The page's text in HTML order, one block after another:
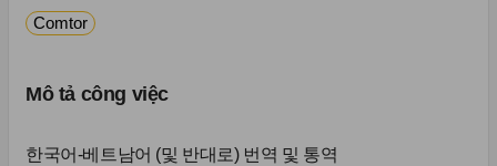
Comtor
Mô tả công việc
한국어-베트남어 (및 반대로) 번역 및 통역